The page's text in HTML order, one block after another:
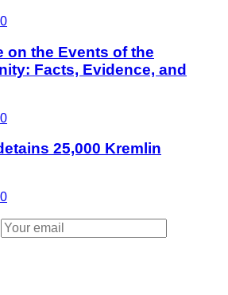
on the Events of the
Facts, Evidence, and
25,000 Kremlin